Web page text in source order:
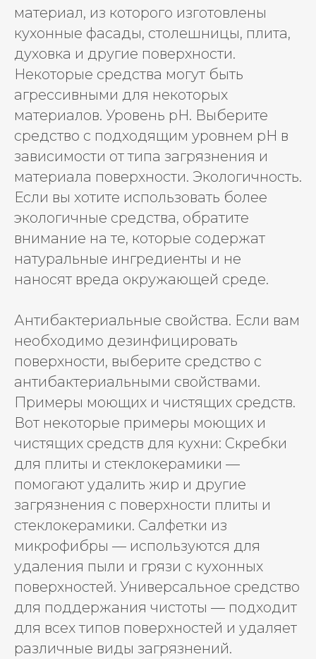
материал, из которого изготовлены
кухонные фасады, столешницы, плита,
духовка и другие поверхности.
Некоторые средства могут быть
агрессивными для некоторых
материалов. Уровень pH. Выберите
средство с подходящим уровнем pH в
зависимости от типа загрязнения и
материала поверхности. Экологичность.
Если вы хотите использовать более
экологичные средства, обратите
внимание на те, которые содержат
натуральные ингредиенты и не
наносят вреда окружающей среде.
Антибактериальные свойства. Если вам
необходимо дезинфицировать
поверхности, выберите средство с
антибактериальными свойствами.
Примеры моющих и чистящих средств.
Вот некоторые примеры моющих и
чистящих средств для кухни: Скребки
для плиты и стеклокерамики —
помогают удалить жир и другие
загрязнения с поверхности плиты и
стеклокерамики. Салфетки из
микрофибры — используются для
удаления пыли и грязи с кухонных
поверхностей. Универсальное средство
для поддержания чистоты — подходит
для всех типов поверхностей и удаляет
различные виды загрязнений.